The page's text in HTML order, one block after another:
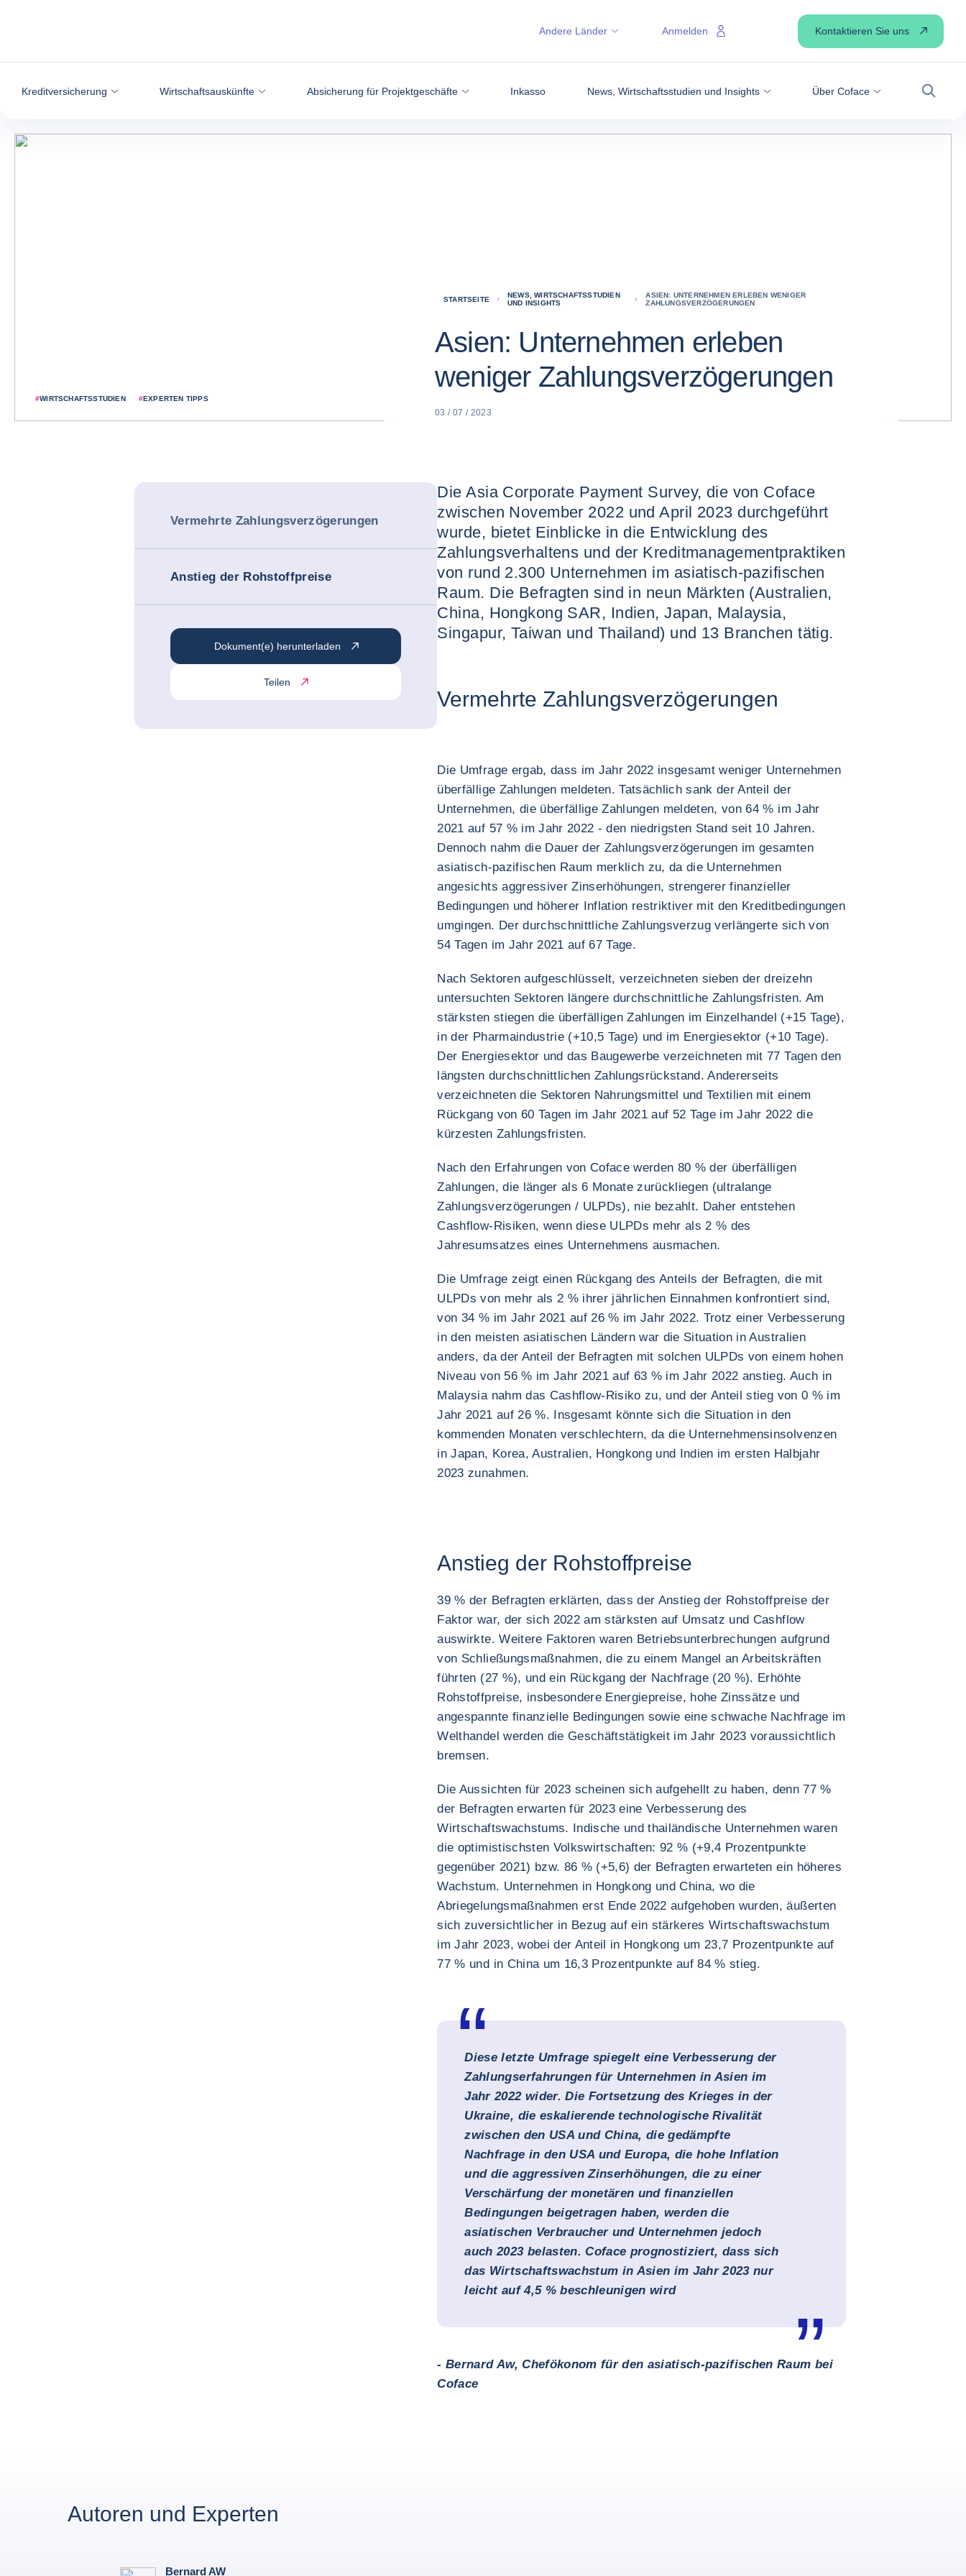
Kreditversicherung Wirtschaftsauskünfte Absicherung für Projektgeschäfte Inkasso News, Wirtschaftsstudien und Insights Über Coface
Suche
Andere Länder Anmelden Kontaktieren Sie uns
#WIRTSCHAFTSSTUDIEN #EXPERTEN TIPPS
STARTSEITE
NEWS, WIRTSCHAFTSSTUDIEN
UND INSIGHTS
ASIEN: UNTERNEHMEN ERLEBEN WENIGER
ZAHLUNGSVERZÖGERUNGEN
Asien: Unternehmen erleben
weniger Zahlungsverzögerungen
03 / 07 / 2023
Vermehrte Zahlungsverzögerungen
Anstieg der Rohstoffpreise
Dokument(e) herunterladen
Teilen
Die Asia Corporate Payment Survey, die von Coface
zwischen November 2022 und April 2023 durchgeführt
wurde, bietet Einblicke in die Entwicklung des
Zahlungsverhaltens und der Kreditmanagementpraktiken
von rund 2.300 Unternehmen im asiatisch-pazifischen
Raum. Die Befragten sind in neun Märkten (Australien,
China, Hongkong SAR, Indien, Japan, Malaysia,
Singapur, Taiwan und Thailand) und 13 Branchen tätig.
Vermehrte Zahlungsverzögerungen
Die Umfrage ergab, dass im Jahr 2022 insgesamt weniger Unternehmen
überfällige Zahlungen meldeten. Tatsächlich sank der Anteil der
Unternehmen, die überfällige Zahlungen meldeten, von 64 % im Jahr
2021 auf 57 % im Jahr 2022 - den niedrigsten Stand seit 10 Jahren.
Dennoch nahm die Dauer der Zahlungsverzögerungen im gesamten
asiatisch-pazifischen Raum merklich zu, da die Unternehmen
angesichts aggressiver Zinserhöhungen, strengerer finanzieller
Bedingungen und höherer Inflation restriktiver mit den Kreditbedingungen
umgingen. Der durchschnittliche Zahlungsverzug verlängerte sich von
54 Tagen im Jahr 2021 auf 67 Tage.
Nach Sektoren aufgeschlüsselt, verzeichneten sieben der dreizehn
untersuchten Sektoren längere durchschnittliche Zahlungsfristen. Am
stärksten stiegen die überfälligen Zahlungen im Einzelhandel (+15 Tage),
in der Pharmaindustrie (+10,5 Tage) und im Energiesektor (+10 Tage).
Der Energiesektor und das Baugewerbe verzeichneten mit 77 Tagen den
längsten durchschnittlichen Zahlungsrückstand. Andererseits
verzeichneten die Sektoren Nahrungsmittel und Textilien mit einem
Rückgang von 60 Tagen im Jahr 2021 auf 52 Tage im Jahr 2022 die
kürzesten Zahlungsfristen.
Nach den Erfahrungen von Coface werden 80 % der überfälligen
Zahlungen, die länger als 6 Monate zurückliegen (ultralange
Zahlungsverzögerungen / ULPDs), nie bezahlt. Daher entstehen
Cashflow-Risiken, wenn diese ULPDs mehr als 2 % des
Jahresumsatzes eines Unternehmens ausmachen.
Die Umfrage zeigt einen Rückgang des Anteils der Befragten, die mit
ULPDs von mehr als 2 % ihrer jährlichen Einnahmen konfrontiert sind,
von 34 % im Jahr 2021 auf 26 % im Jahr 2022. Trotz einer Verbesserung
in den meisten asiatischen Ländern war die Situation in Australien
anders, da der Anteil der Befragten mit solchen ULPDs von einem hohen
Niveau von 56 % im Jahr 2021 auf 63 % im Jahr 2022 anstieg. Auch in
Malaysia nahm das Cashflow-Risiko zu, und der Anteil stieg von 0 % im
Jahr 2021 auf 26 %. Insgesamt könnte sich die Situation in den
kommenden Monaten verschlechtern, da die Unternehmensinsolvenzen
in Japan, Korea, Australien, Hongkong und Indien im ersten Halbjahr
2023 zunahmen.
Anstieg der Rohstoffpreise
39 % der Befragten erklärten, dass der Anstieg der Rohstoffpreise der
Faktor war, der sich 2022 am stärksten auf Umsatz und Cashflow
auswirkte. Weitere Faktoren waren Betriebsunterbrechungen aufgrund
von Schließungsmaßnahmen, die zu einem Mangel an Arbeitskräften
führten (27 %), und ein Rückgang der Nachfrage (20 %). Erhöhte
Rohstoffpreise, insbesondere Energiepreise, hohe Zinssätze und
angespannte finanzielle Bedingungen sowie eine schwache Nachfrage im
Welthandel werden die Geschäftstätigkeit im Jahr 2023 voraussichtlich
bremsen.
Die Aussichten für 2023 scheinen sich aufgehellt zu haben, denn 77 %
der Befragten erwarten für 2023 eine Verbesserung des
Wirtschaftswachstums. Indische und thailändische Unternehmen waren
die optimistischsten Volkswirtschaften: 92 % (+9,4 Prozentpunkte
gegenüber 2021) bzw. 86 % (+5,6) der Befragten erwarteten ein höheres
Wachstum. Unternehmen in Hongkong und China, wo die
Abriegelungsmaßnahmen erst Ende 2022 aufgehoben wurden, äußerten
sich zuversichtlicher in Bezug auf ein stärkeres Wirtschaftswachstum
im Jahr 2023, wobei der Anteil in Hongkong um 23,7 Prozentpunkte auf
77 % und in China um 16,3 Prozentpunkte auf 84 % stieg.
Diese letzte Umfrage spiegelt eine Verbesserung der
Zahlungserfahrungen für Unternehmen in Asien im
Jahr 2022 wider. Die Fortsetzung des Krieges in der
Ukraine, die eskalierende technologische Rivalität
zwischen den USA und China, die gedämpfte
Nachfrage in den USA und Europa, die hohe Inflation
und die aggressiven Zinserhöhungen, die zu einer
Verschärfung der monetären und finanziellen
Bedingungen beigetragen haben, werden die
asiatischen Verbraucher und Unternehmen jedoch
auch 2023 belasten. Coface prognostiziert, dass sich
das Wirtschaftswachstum in Asien im Jahr 2023 nur
leicht auf 4,5 % beschleunigen wird
- Bernard Aw, Chefökonom für den asiatisch-pazifischen Raum bei
Coface
Autoren und Experten
Bernard AW